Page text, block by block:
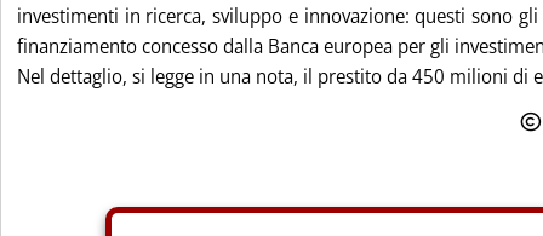
investimenti in ricerca, sviluppo e innovazione: questi sono
finanziamento concesso dalla Banca europea per gli
Nel dettaglio, si legge in una nota, il prestito da 450 milioni di